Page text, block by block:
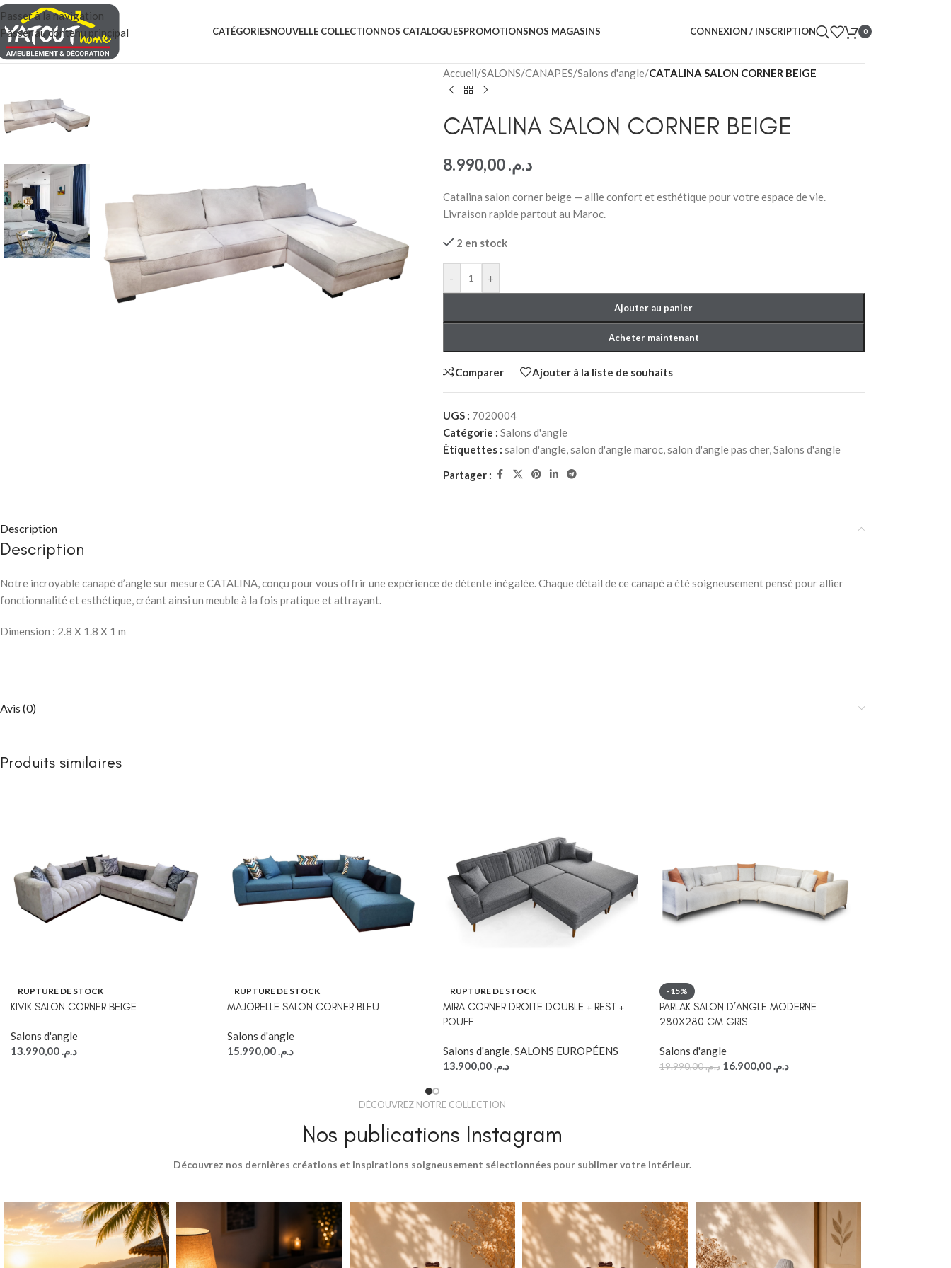
Passer à la navigation
Passer au contenu principal
CATÉGORIES
Armoires
Matelas bébé
berceau
NOUVELLE COLLECTIONNOS CATALOGUESPROMOTIONSNOS MAGASINS CONNEXION / INSCRIPTION 0
Accueil/SALONS/CANAPES/Salons d'angle/CATALINA SALON CORNER BEIGE
CATALINA SALON CORNER BEIGE
د.م.8.990,00
Catalina salon corner beige — allie confort et esthétique pour votre espace de vie.
Livraison rapide partout au Maroc.
2 en stock
- +
Ajouter au panier
Acheter maintenant
Comparer Ajouter à la liste de souhaits
UGS : 7020004
Catégorie : Salons d'angle
Étiquettes : salon d'angle,salon d'angle maroc,salon d'angle pas cher,Salons d'angle
Partager :
Description
Description
Notre incroyable canapé d’angle sur mesureCATALINA, conçu pour vous offrir une expérience de détente inégalée. Chaque détail de ce canapé a été soigneusement pensé pour allier
fonctionnalité et esthétique, créant ainsi un meuble à la fois pratique et attrayant.
Dimension : 2.8 X 1.8 X 1 m
Avis (0)
Produits similaires
RUPTURE DE STOCK
KIVIK SALON CORNER BEIGE
Salons d'angle
د.م.
RUPTURE DE STOCK
MAJORELLE SALON CORNER BLEU
Salons d'angle
د.م. 15.990,00
RUPTURE DE STOCK
MIRA CORNER DROITE DOUBLE + REST +
POUFF
Salons d'angle SALONS EUROPÉENS
د.م.
-15%
PARLAK SALON D’ANGLE MODERNE
280X280 CM GRIS
Salons d'angle
د.م.19.990,00 د.م. 16.900,00
DÉCOUVREZ NOTRE COLLECTION
Nos publications Instagram
Découvrez nos dernières créations et inspirations soigneusement sélectionnées pour sublimer votre intérieur.